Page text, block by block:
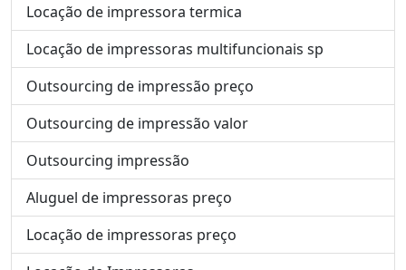
Locação de impressora termica
Locação de impressoras multifuncionais sp
Outsourcing de impressão preço
Outsourcing de impressão valor
Outsourcing impressão
Aluguel de impressoras preço
Locação de impressoras preço